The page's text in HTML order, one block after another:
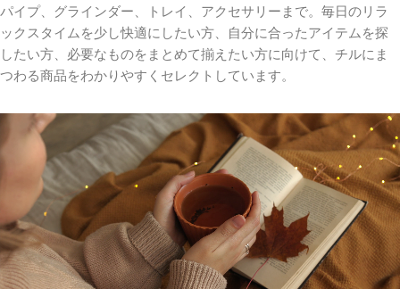
パイプ、グラインダー、トレイ、アクセサリーまで。毎日のリラ
ックスタイムを少し快適にしたい方、自分に合ったアイテムを探
したい方、必要なものをまとめて揃えたい方に向けて、チルにま
つわる商品をわかりやすくセレクトしています。